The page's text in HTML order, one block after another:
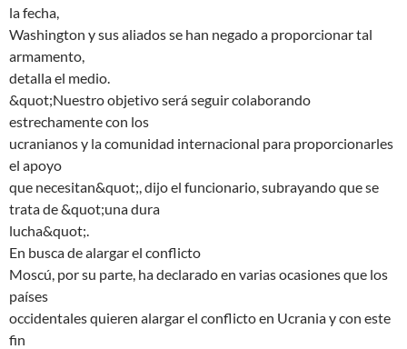
la fecha,
Washington y sus aliados se han negado a proporcionar tal
armamento,
detalla el medio.
&quot;Nuestro objetivo será seguir colaborando
estrechamente con los
ucranianos y la comunidad internacional para proporcionarles
el apoyo
que necesitan&quot;, dijo el funcionario, subrayando que se
trata de &quot;una dura
lucha&quot;.
En busca de alargar el conflicto
Moscú, por su parte, ha declarado en varias ocasiones que los
países
occidentales quieren alargar el conflicto en Ucrania y con este
fin